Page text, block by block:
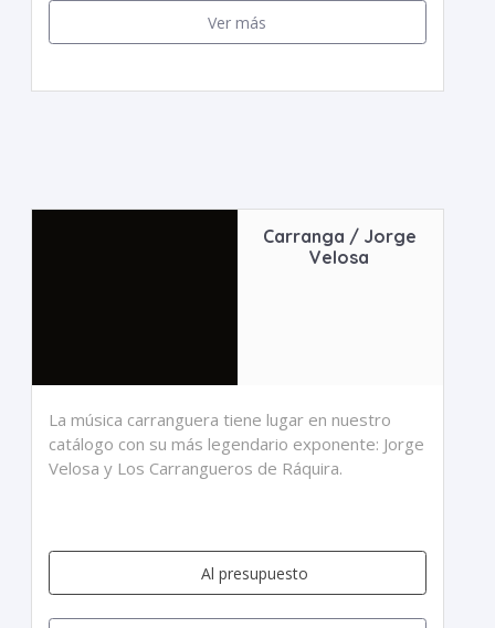
Ver más
Carranga / Jorge
Velosa
La música carranguera tiene lugar en nuestro
catálogo con su más legendario exponente: Jorge
Velosa y Los Carrangueros de Ráquira.
Al presupuesto